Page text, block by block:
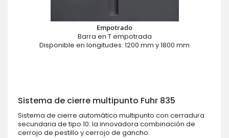
Empotrado
Barra en T empotrada
Disponible en longitudes: 1200 mm y 1800 mm
Sistema de cierre multipunto Fuhr 835
Sistema de cierre automático multipunto con cerradura
secundaria de tipo 10: la innovadora combinación de
cerrojo de pestillo y cerrojo de gancho.